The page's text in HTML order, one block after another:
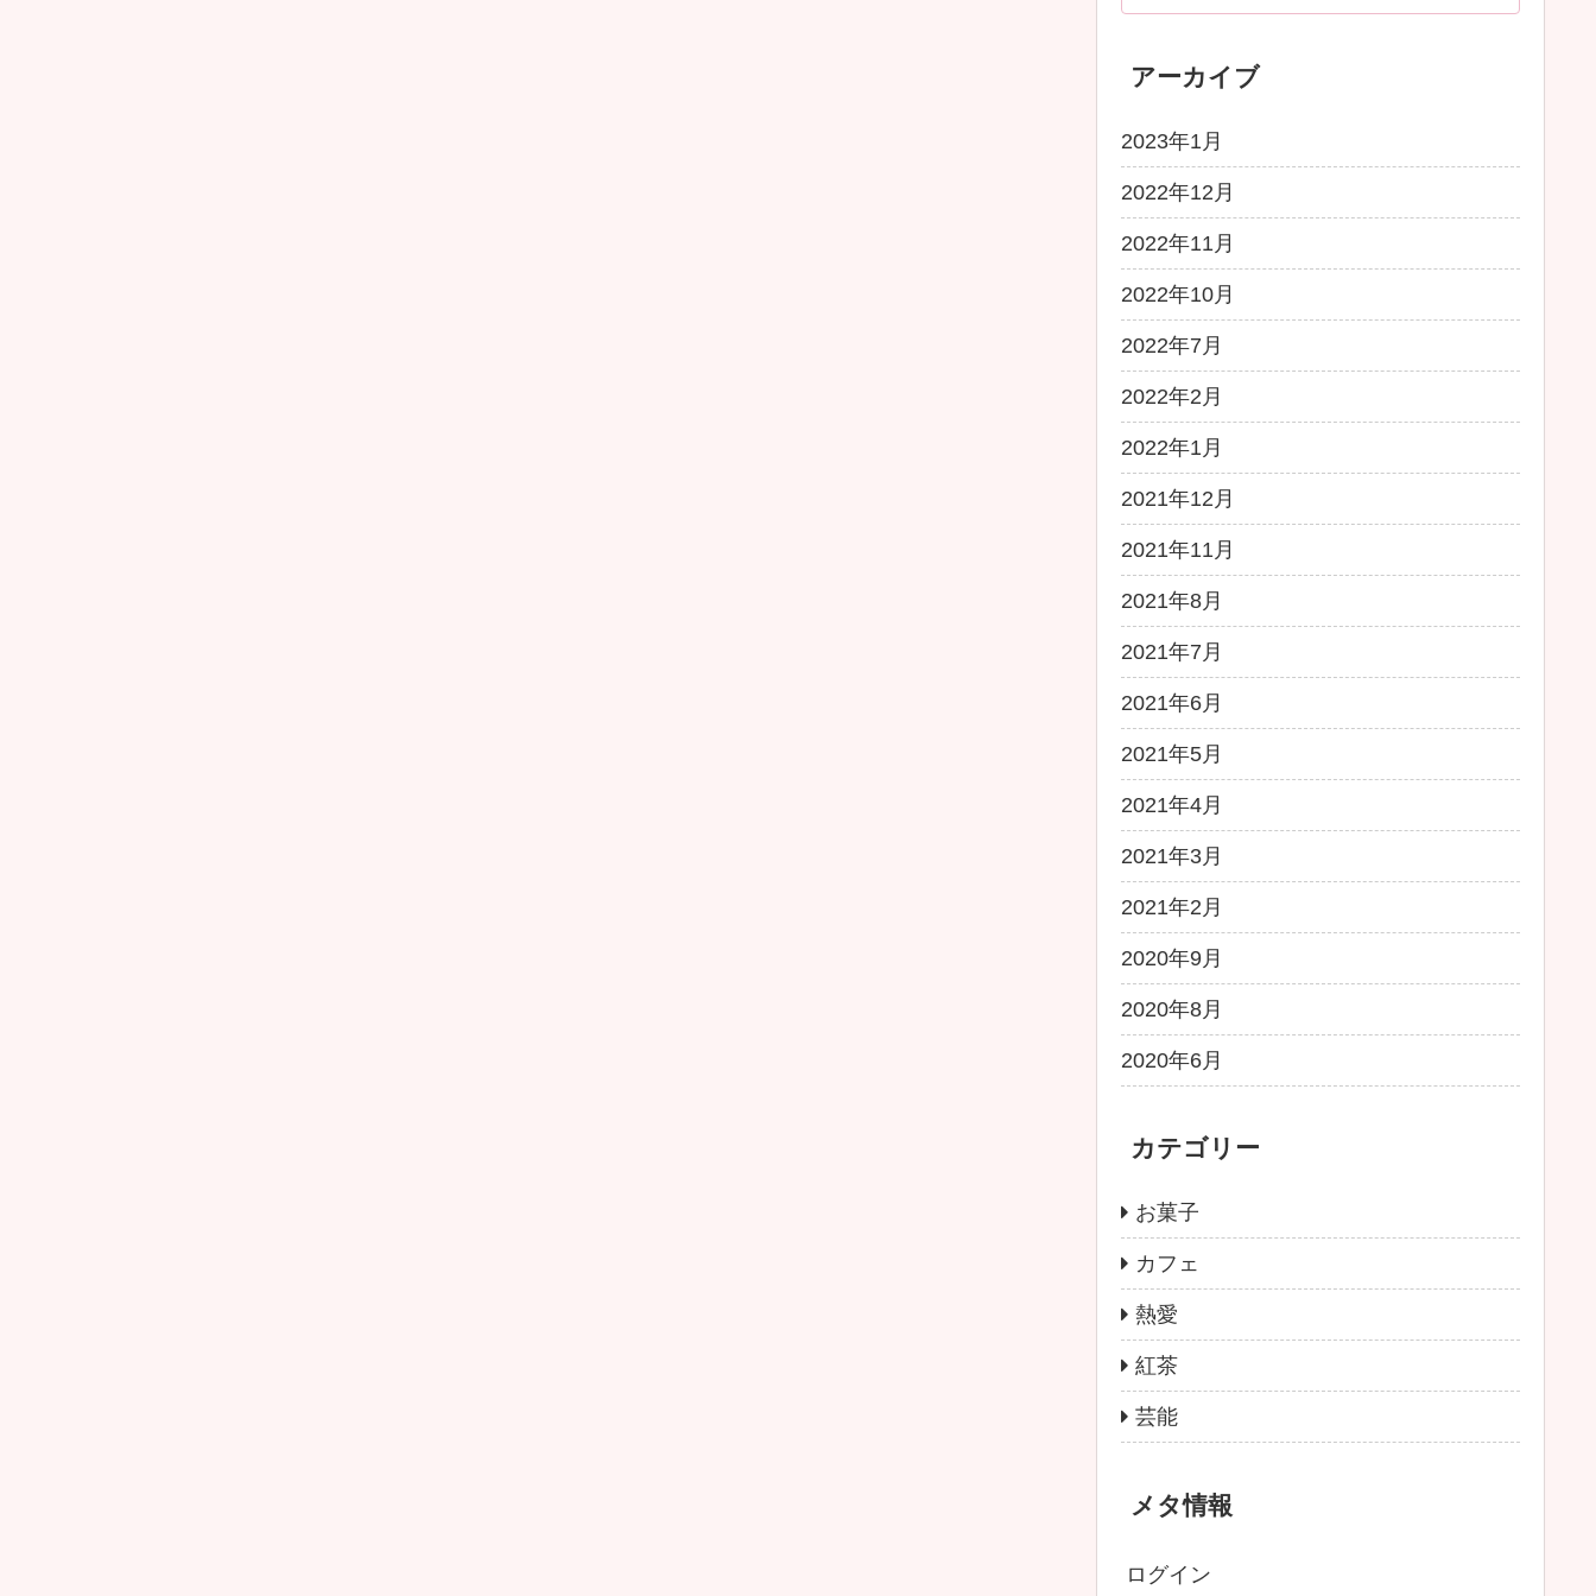
アーカイブ
2023年1月
2022年12月
2022年11月
2022年10月
2022年7月
2022年2月
2022年1月
2021年12月
2021年11月
2021年8月
2021年7月
2021年6月
2021年5月
2021年4月
2021年3月
2021年2月
2020年9月
2020年8月
2020年6月
カテゴリー
お菓子
カフェ
熱愛
紅茶
芸能
メタ情報
ログイン